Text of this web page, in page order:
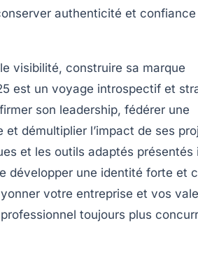
authenticité et
visibilité, construire sa marque
est un voyage introspectif et
son leadership, fédérer une
et démultiplier l’impact de ses
et les outils adaptés présentés
développer une identité forte et
votre entreprise et vos
toujours plus